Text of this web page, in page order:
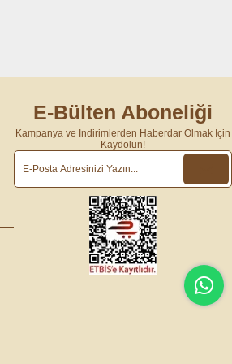
E-Bülten Aboneliği
Kampanya ve İndirimlerden Haberdar Olmak İçin
Kaydolun!